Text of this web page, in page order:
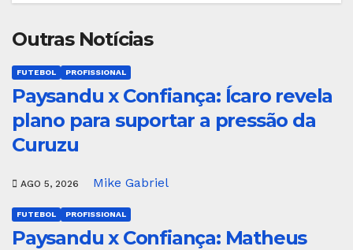
Outras Notícias
FUTEBOL PROFISSIONAL
Paysandu x Confiança: Ícaro revela
plano para suportar a pressão da
Curuzu
AGO 5, 2026 Mike Gabriel
FUTEBOL PROFISSIONAL
Paysandu x Confiança: Matheus